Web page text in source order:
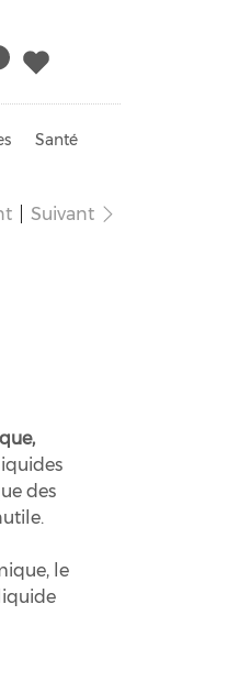
Santé
Suivant
des
le